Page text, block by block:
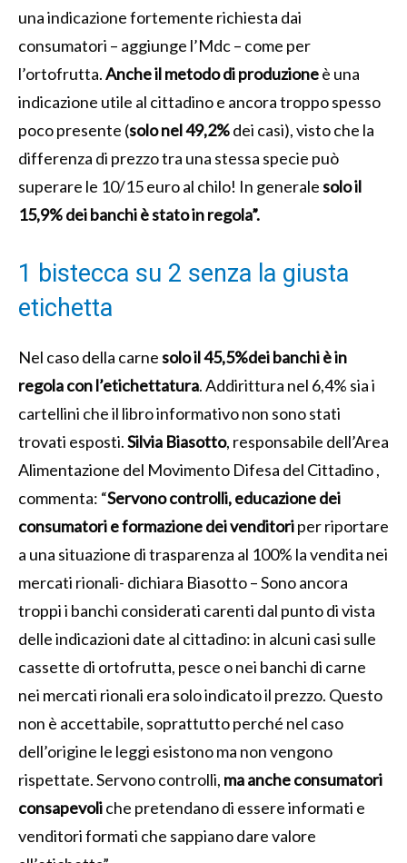
una indicazione fortemente richiesta dai
consumatori – aggiunge l’Mdc – come per
l’ortofrutta.Anche il metodo di produzioneè una
indicazione utile al cittadino e ancora troppo spesso
poco presente (solo nel 49,2%dei casi), visto che la
differenza di prezzo tra una stessa specie può
superare le 10/15 euro al chilo! In generalesolo il
15,9% dei banchi è stato in regola”.
1 bistecca su 2 senza la giusta
etichetta
Nel caso della carnesolo il 45,5%dei banchi è in
regola con l’etichettatura. Addirittura nel 6,4% sia i
cartellini che il libro informativo non sono stati
trovati esposti.Silvia Biasotto, responsabile dell’Area
Alimentazione del Movimento Difesa del Cittadino ,
commenta: “Servono controlli, educazione dei
consumatori e formazione dei venditoriper riportare
a una situazione di trasparenza al 100% la vendita nei
mercati rionali- dichiara Biasotto– Sono ancora
troppi i banchi considerati carenti dal punto di vista
delle indicazioni date al cittadino: in alcuni casi sulle
cassette di ortofrutta, pesce o nei banchi di carne
nei mercati rionali era solo indicato il prezzo. Questo
non è accettabile, soprattutto perché nel caso
dell’origine le leggi esistono ma non vengono
rispettate. Servono controlli, ma anche consumatori
consapevoliche pretendano di essere informati e
venditori formati che sappiano dare valore